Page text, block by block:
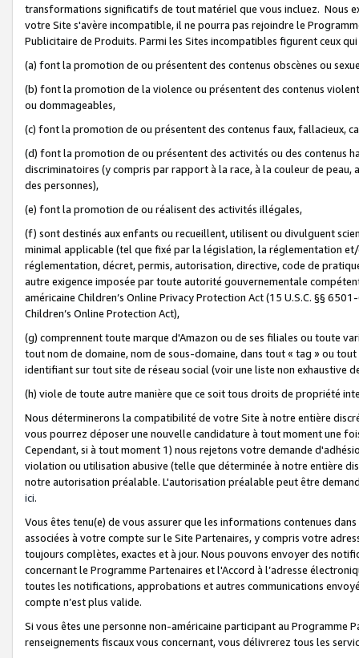
transformations significatifs de tout matériel que vous incluez. Nous
votre Site s'avère incompatible, il ne pourra pas rejoindre le
Publicitaire de Produits. Parmi les Sites incompatibles figurent ceux
(a) font la promotion de ou présentent des contenus obscènes ou
(b) font la promotion de la violence ou présentent des contenus
ou dommageables,
(c) font la promotion de ou présentent des contenus faux, fallacieux,
(d) font la promotion de ou présentent des activités ou des contenus
discriminatoires (y compris par rapport à la race, à la couleur de
des personnes),
(e) font la promotion de ou réalisent des activités illégales,
(f) sont destinés aux enfants ou recueillent, utilisent ou divulguent
minimal applicable (tel que fixé par la législation, la réglementation
réglementation, décret, permis, autorisation, directive, code de
autre exigence imposée par toute autorité gouvernementale
américaine Children’s Online Privacy Protection Act (15 U.S.C. §§
Children’s Online Protection Act),
(g) comprennent toute marque d'Amazon ou de ses filiales ou toute
tout nom de domaine, nom de sous-domaine, dans tout « tag » ou
identifiant sur tout site de réseau social (voir une liste non exhaustive
(h) viole de toute autre manière que ce soit tous droits de propriété
Nous déterminerons la compatibilité de votre Site à notre entière
vous pourrez déposer une nouvelle candidature à tout moment une
Cependant, si à tout moment 1) nous rejetons votre demande
violation ou utilisation abusive (telle que déterminée à notre entière
notre autorisation préalable. L'autorisation préalable peut être
ici.
Vous êtes tenu(e) de vous assurer que les informations contenues
associées à votre compte sur le Site Partenaires, y compris votre
toujours complètes, exactes et à jour. Nous pouvons envoyer des
concernant le Programme Partenaires et l'Accord à l’adresse
toutes les notifications, approbations et autres communications
compte n’est plus valide.
Si vous êtes une personne non-américaine participant au
renseignements fiscaux vous concernant, vous délivrerez tous les